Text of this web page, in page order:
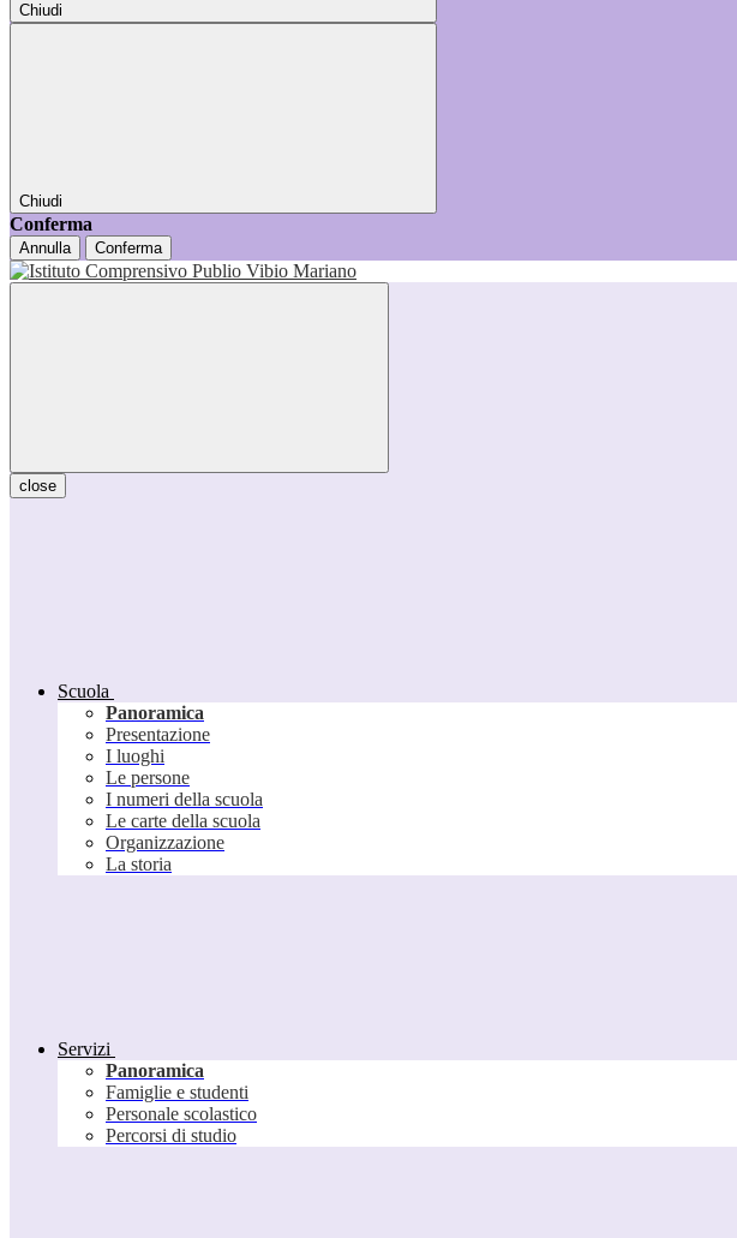
Chiudi
Chiudi
Conferma
Annulla Conferma
close
Scuola
Panoramica
Presentazione
I luoghi
Le persone
I numeri della scuola
Le carte della scuola
Organizzazione
La storia
Servizi
Panoramica
Famiglie e studenti
Personale scolastico
Percorsi di studio